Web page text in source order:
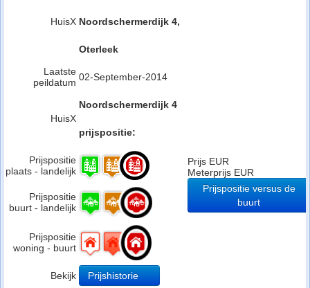
HuisX Noordschermerdijk 4,
Oterleek
Laatste
peildatum 02-September-2014
HuisX
Noordschermerdijk 4
prijspositie:
Prijspositie
plaats - landelijk
Prijspositie
buurt - landelijk
Prijspositie
woning - buurt
Bekijk Prijshistorie
Prijs EUR
Meterprijs EUR
Prijspositie versus de
buurt